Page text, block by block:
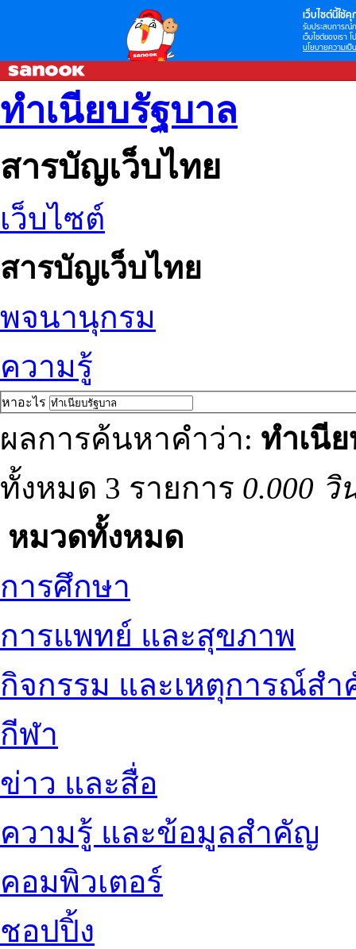
เว็บไซต์นี้ใช้คุ
รับประสบการณ์
เว็บไซต์ของเรา
นโยบายความเป็
ทำเนียบรัฐบาล
สารบัญเว็บไทย
เว็บไซต์
สารบัญเว็บไทย
พจนานุกรม
ความรู้
หาอะไร
ผลการค้นหาคำว่า: ทำเนี
ทั้งหมด 3 รายการ 0.000 วิ
หมวดทั้งหมด
การศึกษา
การแพทย์ และสุขภาพ
กิจกรรม และเหตุการณ์ส
กีฬา
ข่าว และสื่อ
ความรู้ และข้อมูลสำคัญ
คอมพิวเตอร์
ชอปปิ้ง